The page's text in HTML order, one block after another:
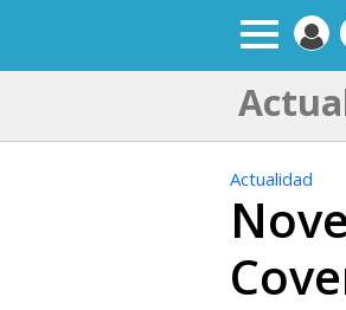
Actualidad